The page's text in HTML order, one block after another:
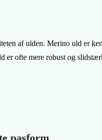
af ulden. Merino uld er
er ofte mere robust og